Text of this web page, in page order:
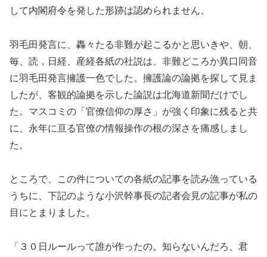
して内閣府令を発した形跡は認められません。
羽毛田発言に、轟々たる非難が起こるかと思いきや、朝、
毎、読，日経、産経各紙の社説は、非難どころか異口同音
に羽毛田発言擁護一色でした。擁護論の論拠を探して見ま
したが、客観的論拠を示した論説は北海道新聞だけでし
た。マスコミの「官僚信仰の厚さ」が強く印象に残ると共
に、永年に亘る官僚の情報操作の根の深さを痛感しまし
た。
ところで、この件についての各紙の記事を読み漁っている
うちに、下記のような小沢幹事長の記者会見の記事が私の
目にとまりました。
「３０日ルールって誰が作ったの。知らないんだろ、君